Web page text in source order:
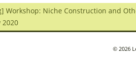
Workshop: Niche Construction and
2020
© 2026